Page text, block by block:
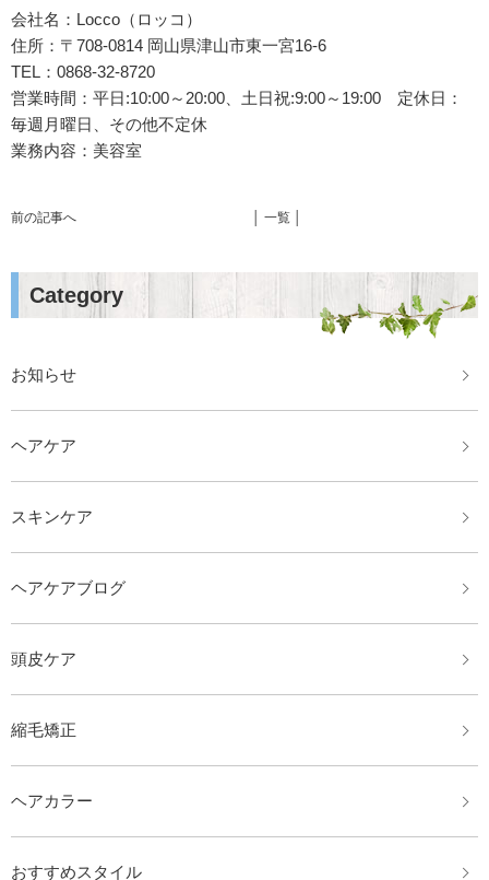
会社名：Locco（ロッコ）
住所：〒708-0814 岡山県津山市東一宮16-6
TEL：0868-32-8720
営業時間：平日:10:00～20:00、土日祝:9:00～19:00 定休日：
毎週月曜日、その他不定休
業務内容：美容室
前の記事へ │ 一覧 │
Category
お知らせ
ヘアケア
スキンケア
ヘアケアブログ
頭皮ケア
縮毛矯正
ヘアカラー
おすすめスタイル